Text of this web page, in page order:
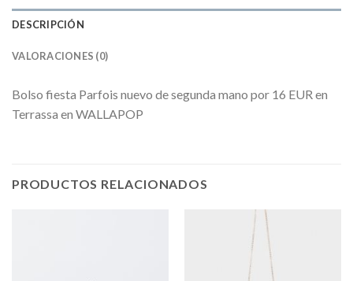
DESCRIPCIÓN
VALORACIONES (0)
Bolso fiesta Parfois nuevo de segunda mano por 16 EUR en
Terrassa en WALLAPOP
PRODUCTOS RELACIONADOS